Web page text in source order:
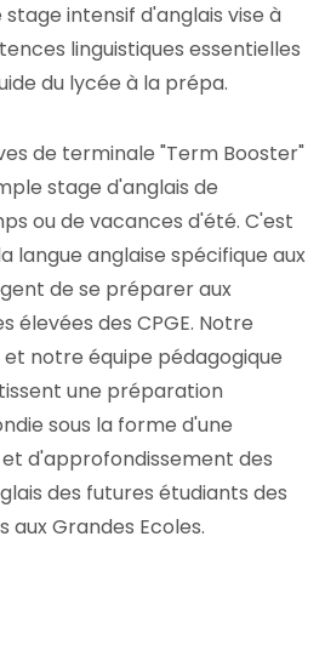
stage intensif d'anglais vise à
linguistiques essentielles
du lycée à la prépa.
de terminale "Term Booster"
stage d'anglais de
ou de vacances d'été. C'est
langue anglaise spécifique aux
de se préparer aux
élevées des CPGE. Notre
notre équipe pédagogique
une préparation
sous la forme d'une
d'approfondissement des
des futures étudiants des
Grandes Ecoles.